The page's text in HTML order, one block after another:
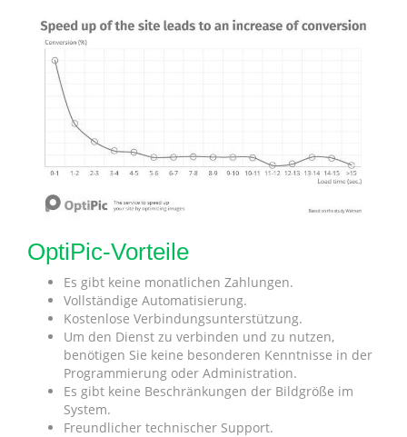
OptiPic-Vorteile
Es gibt keine monatlichen Zahlungen.
Vollständige Automatisierung.
Kostenlose Verbindungsunterstützung.
Um den Dienst zu verbinden und zu nutzen,
benötigen Sie keine besonderen Kenntnisse in der
Programmierung oder Administration.
Es gibt keine Beschränkungen der Bildgröße im
System.
Freundlicher technischer Support.